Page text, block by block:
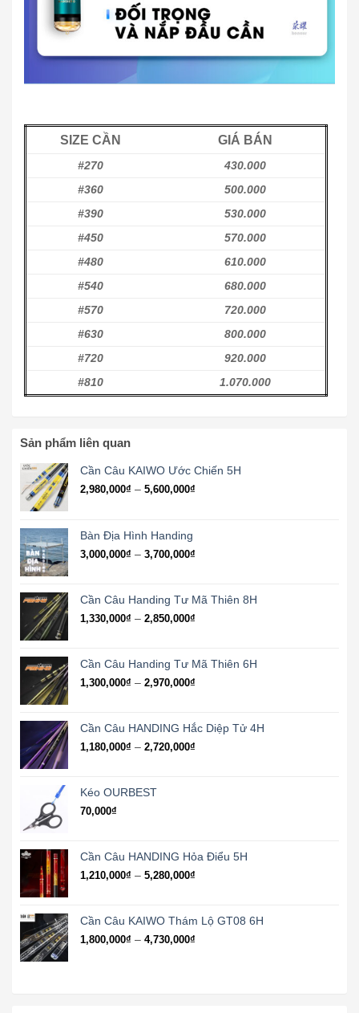
SIZE CẦN GIÁ BÁN
#270
430.000
#360
500.000
#390
530.000
#450
570.000
#480
610.000
#540
680.000
#570
720.000
#630
800.000
#720
920.000
#810
1.070.000
Sản phẩm liên quan
Cần Câu KAIWO Ước Chiến 5H
2,980,000₫ – 5,600,000₫
Bàn Địa Hình Handing
3,000,000₫ – 3,700,000₫
3,000,000₫
Cần Câu Handing Tư Mã Thiên 8H
1,330,000₫ – 2,850,000₫
1,330,000₫
Cần Câu Handing Tư Mã Thiên 6H
1,300,000₫ – 2,970,000₫
1,300,000₫
Cần Câu HANDING Hắc Diệp Tử 4H
1,180,000₫ – 2,720,000₫
Kéo OURBEST
70,000₫
Cần Câu HANDING Hỏa Điểu 5H
1,210,000₫ – 5,280,000₫
1,210,000₫
Cần Câu KAIWO Thám Lộ GT08 6H
1,800,000₫ – 4,730,000₫